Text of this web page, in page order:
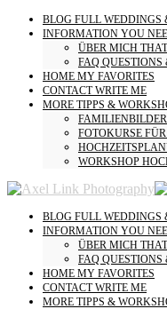
BLOG FULL WEDDINGS
INFORMATION YOU
ÜBER MICH
FAQ QUESTIONS
HOME MY FAVORITES
CONTACTWRITE ME
MORE TIPPS &
FAMILIENBILDER
FOTOKURSE
WORKSHOP
BLOG FULL WEDDINGS
INFORMATION YOU
ÜBER MICH
FAQ QUESTIONS
HOME MY FAVORITES
CONTACTWRITE ME
MORE TIPPS &